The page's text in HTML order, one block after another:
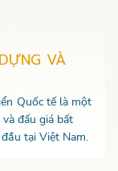
VÀ
Quốc tế là một
đấu giá bất
tại Việt Nam.